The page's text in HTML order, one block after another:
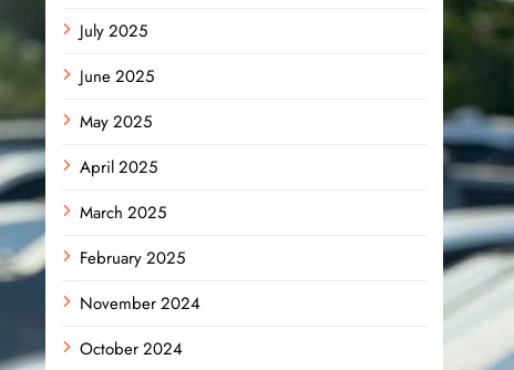
July 2025
June 2025
May 2025
April 2025
March 2025
February 2025
November 2024
October 2024